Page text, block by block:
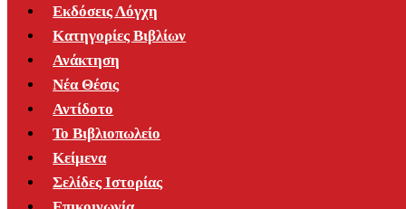
Εκδόσεις Λόγχη
Κατηγορίες Βιβλίων
Ανάκτηση
Νέα Θέσις
Αντίδοτο
Το Βιβλιοπωλείο
Κείμενα
Σελίδες Ιστορίας